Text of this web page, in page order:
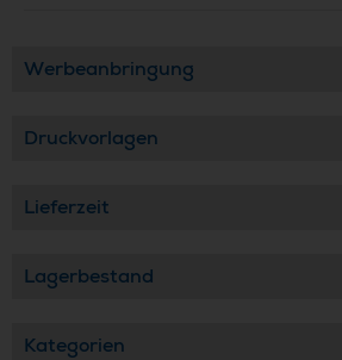
Werbeanbringung
Druckvorlagen
Lieferzeit
Lagerbestand
Kategorien